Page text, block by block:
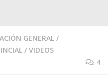
GENERAL /
/ VIDEOS
4